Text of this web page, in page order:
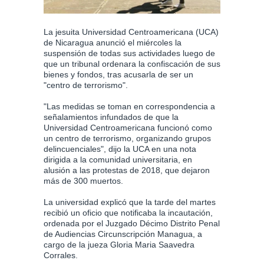
La jesuita Universidad Centroamericana (UCA)
de Nicaragua anunció el miércoles la
suspensión de todas sus actividades luego de
que un tribunal ordenara la confiscación de sus
bienes y fondos, tras acusarla de ser un
"centro de terrorismo".
"Las medidas se toman en correspondencia a
señalamientos infundados de que la
Universidad Centroamericana funcionó como
un centro de terrorismo, organizando grupos
delincuenciales", dijo la UCA en una nota
dirigida a la comunidad universitaria, en
alusión a las protestas de 2018, que dejaron
más de 300 muertos.
La universidad explicó que la tarde del martes
recibió un oficio que notificaba la incautación,
ordenada por el Juzgado Décimo Distrito Penal
de Audiencias Circunscripción Managua, a
cargo de la jueza Gloria Maria Saavedra
Corrales.